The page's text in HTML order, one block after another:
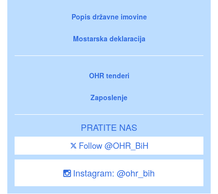
Popis državne imovine
Mostarska deklaracija
OHR tenderi
Zaposlenje
PRATITE NAS
Follow @OHR_BiH
Instagram: @ohr_bih